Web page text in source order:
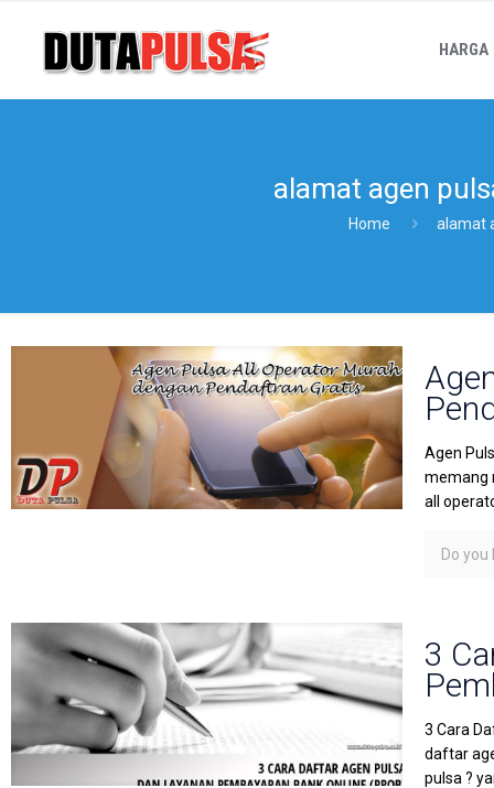
HARGA
alamat agen
Home alamat
Agen
memang
all
Do you
3
3 Cara
daftar
pulsa ?